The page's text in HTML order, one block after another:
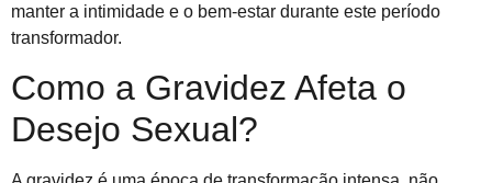
manter a intimidade e o bem-estar durante este período
transformador.
Como a Gravidez Afeta o
Desejo Sexual?